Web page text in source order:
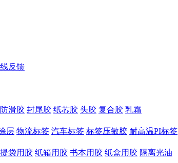
反馈
防滑胶 封尾胶 纸芯胶 头胶 复合胶 乳霜
层 物流标签 汽车标签 标签压敏胶 耐高温PI标签
袋用胶 纸箱用胶 书本用胶 纸盒用胶 隔离光油